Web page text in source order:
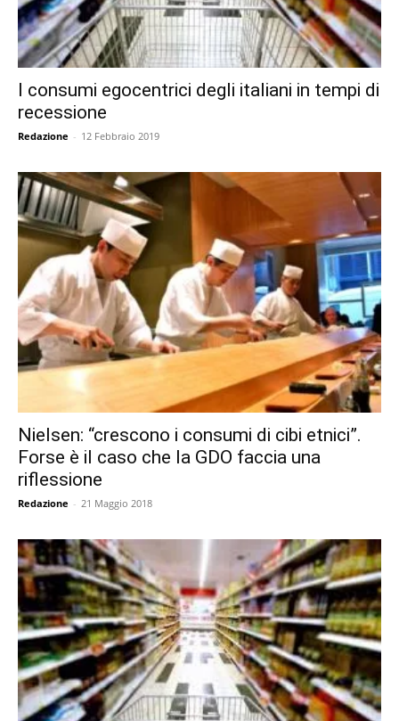
I consumi egocentrici degli italiani in tempi di
recessione
Redazione - 12 Febbraio 2019
Nielsen: “crescono i consumi di cibi etnici”.
Forse è il caso che la GDO faccia una
riflessione
Redazione - 21 Maggio 2018